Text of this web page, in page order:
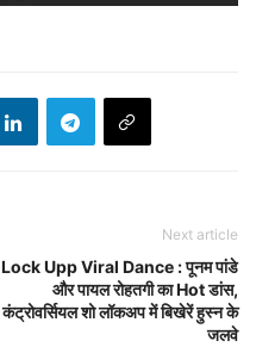
Next article
Lock Upp Viral Dance : पूनम पांडे
और पायल रोहतगी का Hot डांस,
कंट्रोवर्सियल शो लॉकअप में बिखेरें हुस्न के
जलवे